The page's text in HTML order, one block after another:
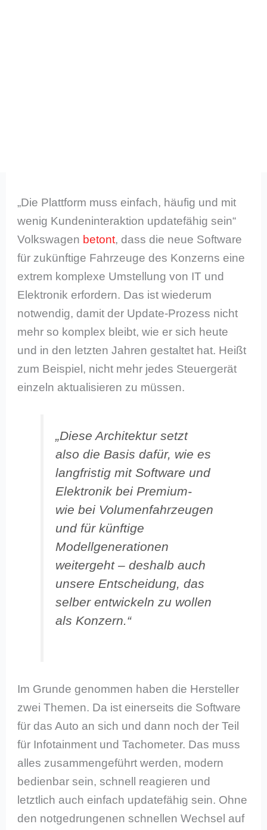
„Die Plattform muss einfach, häufig und mit
wenig Kundeninteraktion updatefähig sein“
Volkswagen betont, dass die neue Software
für zukünftige Fahrzeuge des Konzerns eine
extrem komplexe Umstellung von IT und
Elektronik erfordern. Das ist wiederum
notwendig, damit der Update-Prozess nicht
mehr so komplex bleibt, wie er sich heute
und in den letzten Jahren gestaltet hat. Heißt
zum Beispiel, nicht mehr jedes Steuergerät
einzeln aktualisieren zu müssen.
„Diese Architektur setzt
also die Basis dafür, wie es
langfristig mit Software und
Elektronik bei Premium-
wie bei Volumenfahrzeugen
und für künftige
Modellgenerationen
weitergeht – deshalb auch
unsere Entscheidung, das
selber entwickeln zu wollen
als Konzern.“
Im Grunde genommen haben die Hersteller
zwei Themen. Da ist einerseits die Software
für das Auto an sich und dann noch der Teil
für Infotainment und Tachometer. Das muss
alles zusammengeführt werden, modern
bedienbar sein, schnell reagieren und
letztlich auch einfach updatefähig sein. Ohne
den notgedrungenen schnellen Wechsel auf